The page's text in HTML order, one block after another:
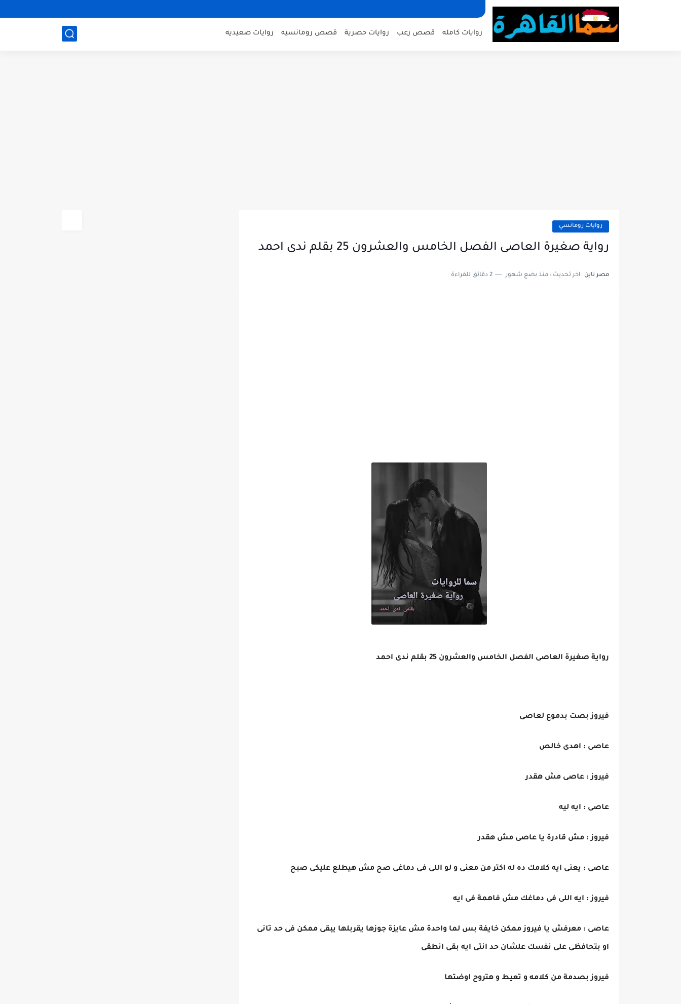
روايات كامله قصص رعب روايات حصرية قصص رومانسيه روايات صعيديه
روايات رومانسي
رواية صغيرة العاصى الفصل الخامس والعشرون 25 بقلم ندى احمد
مصر ناين اخر تحديث : منذ بضع شهور 2 دقائق للقراءة
رواية صغيرة العاصى الفصل الخامس والعشرون 25 بقلم ندى احمد
فيروز بصت بدموع لعاصى
عاصى : اهدى خالص
فيروز : عاصى مش هقدر
عاصى : ايه ليه
فيروز : مش قادرة يا عاصى مش هقدر
عاصى : يعنى ايه كلامك ده له اكتر من معنى و لو اللى فى دماغى صح مش هيطلع عليكى صبح
فيروز : ايه اللى فى دماغك مش فاهمة فى ايه
عاصى : معرفش يا فيروز ممكن خايفة بس لما واحدة مش عايزة جوزها يقربلها يبقى ممكن فى حد تانى
او بتحافظى على نفسك علشان حد انتى ايه بقى انطقى
فيروز بصدمة من كلامه و تعيط و هتروح اوضتها